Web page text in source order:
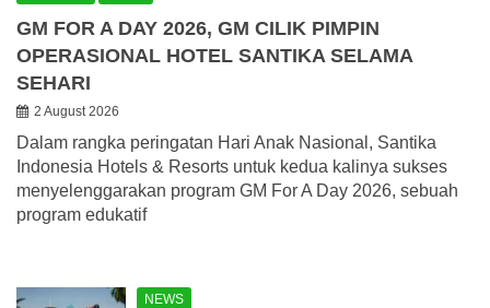
GM FOR A DAY 2026, GM CILIK PIMPIN
OPERASIONAL HOTEL SANTIKA SELAMA
SEHARI
2 August 2026
Dalam rangka peringatan Hari Anak Nasional, Santika
Indonesia Hotels & Resorts untuk kedua kalinya sukses
menyelenggarakan program GM For A Day 2026, sebuah
program edukatif
NEWS